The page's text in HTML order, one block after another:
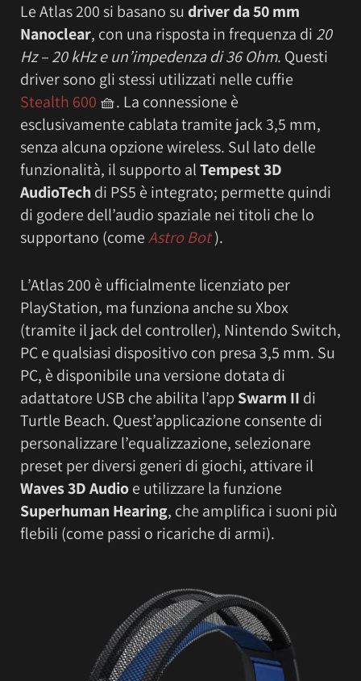
Le Atlas 200 si basano sudriver da 50 mm
Nanoclear, con una risposta in frequenza di 20
Hz – 20 kHz e un’impedenza di 36 Ohm. Questi
driver sono gli stessi utilizzati nelle cuffie
Stealth 600 🧺. La connessione è
esclusivamente cablata tramite jack 3,5 mm,
senza alcuna opzione wireless. Sul lato delle
funzionalità, il supporto alTempest 3D
AudioTechdi PS5 è integrato; permette quindi
di godere dell’audio spaziale nei titoli che lo
supportano (comeAstro Bot).
L’Atlas 200 è ufficialmente licenziato per
PlayStation, ma funziona anche su Xbox
(tramite il jack del controller), Nintendo Switch,
PC e qualsiasi dispositivo con presa 3,5 mm. Su
PC, è disponibile una versione dotata di
adattatore USB che abilita l’app Swarm II di
Turtle Beach. Quest’applicazione consente di
personalizzare l’equalizzazione, selezionare
preset per diversi generi di giochi, attivare il
Waves 3D Audioe utilizzare la funzione
Superhuman Hearing, che amplifica i suoni più
flebili (come passi o ricariche di armi).